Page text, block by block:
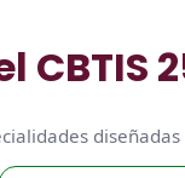
CBTIS